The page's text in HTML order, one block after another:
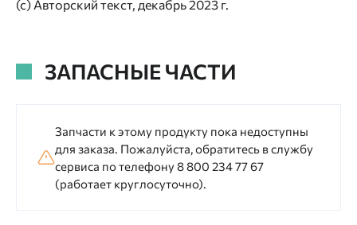
(с) Авторский текст, декабрь 2023 г.
ЗАПАСНЫЕ ЧАСТИ
Запчасти к этому продукту пока недоступны
для заказа. Пожалуйста, обратитесь в службу
сервиса по телефону 8 800 234 77 67
(работает круглосуточно).